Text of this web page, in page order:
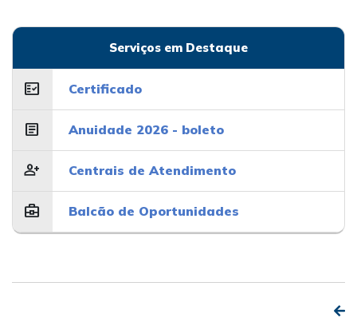
Serviços em Destaque
fact_check Certificado
article Anuidade 2026 - boleto
person_add Centrais de Atendimento
business_center Balcão de Oportunidades